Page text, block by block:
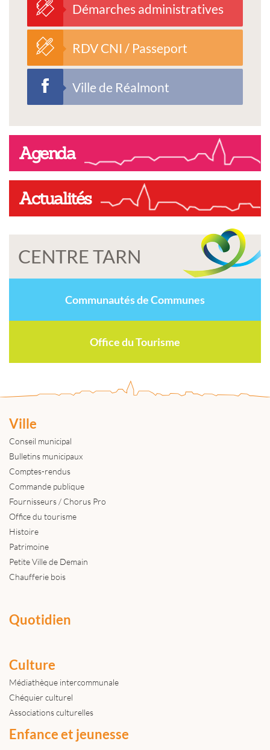
Démarches administratives
RDV CNI / Passeport
Ville de Réalmont
Agenda
Actualités
CENTRE TARN
Communautés de Communes
Office du Tourisme
Ville
Conseil municipal
Bulletins municipaux
Comptes-rendus
Commande publique
Fournisseurs / Chorus Pro
Office du tourisme
Histoire
Patrimoine
Petite Ville de Demain
Chaufferie bois
Quotidien
Culture
Médiathèque intercommunale
Chéquier culturel
Associations culturelles
Enfance et jeunesse